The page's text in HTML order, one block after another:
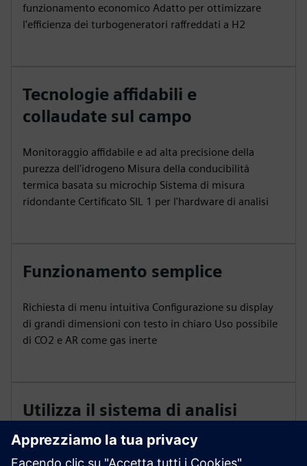
funzionamento economico Adatto per ottimizzare
l'efficienza dei turbogeneratori raffreddati a H2
Tecnologie affidabili e
collaudate sul campo
Monitoraggio affidabile e ad alta precisione della
purezza dell'idrogeno Misura della conducibilità
termica basata su microchip Sistema di misura
ridondante Certificato SIL 1 per l'hardware di analisi
Funzionamento semplice
Richiesta di menu intuitiva Configurazione su display
di grandi dimensioni con testo in chiaro Uso possibile
di CO2 e AR come gas inerte
Utilizza il sistema di analisi
CALOMAT 6